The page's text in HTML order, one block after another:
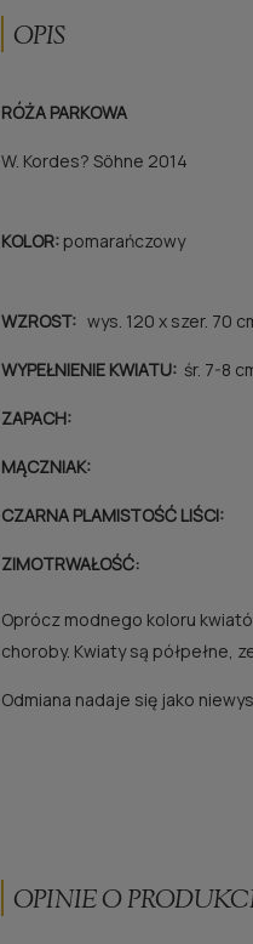
OPIS
RÓŻA PARKOWA
W. Kordes? Söhne 2014
KOLOR:pomarańczowy
WZROST: wys. 120 x szer. 70
WYPEŁNIENIE KWIATU: śr. 7-8
ZAPACH:
MĄCZNIAK:
CZARNA PLAMISTOŚĆ LIŚCI:
ZIMOTRWAŁOŚĆ:
Oprócz modnego koloru
choroby. Kwiaty są półpełne,
Odmiana nadaje się jako
OPINIE O